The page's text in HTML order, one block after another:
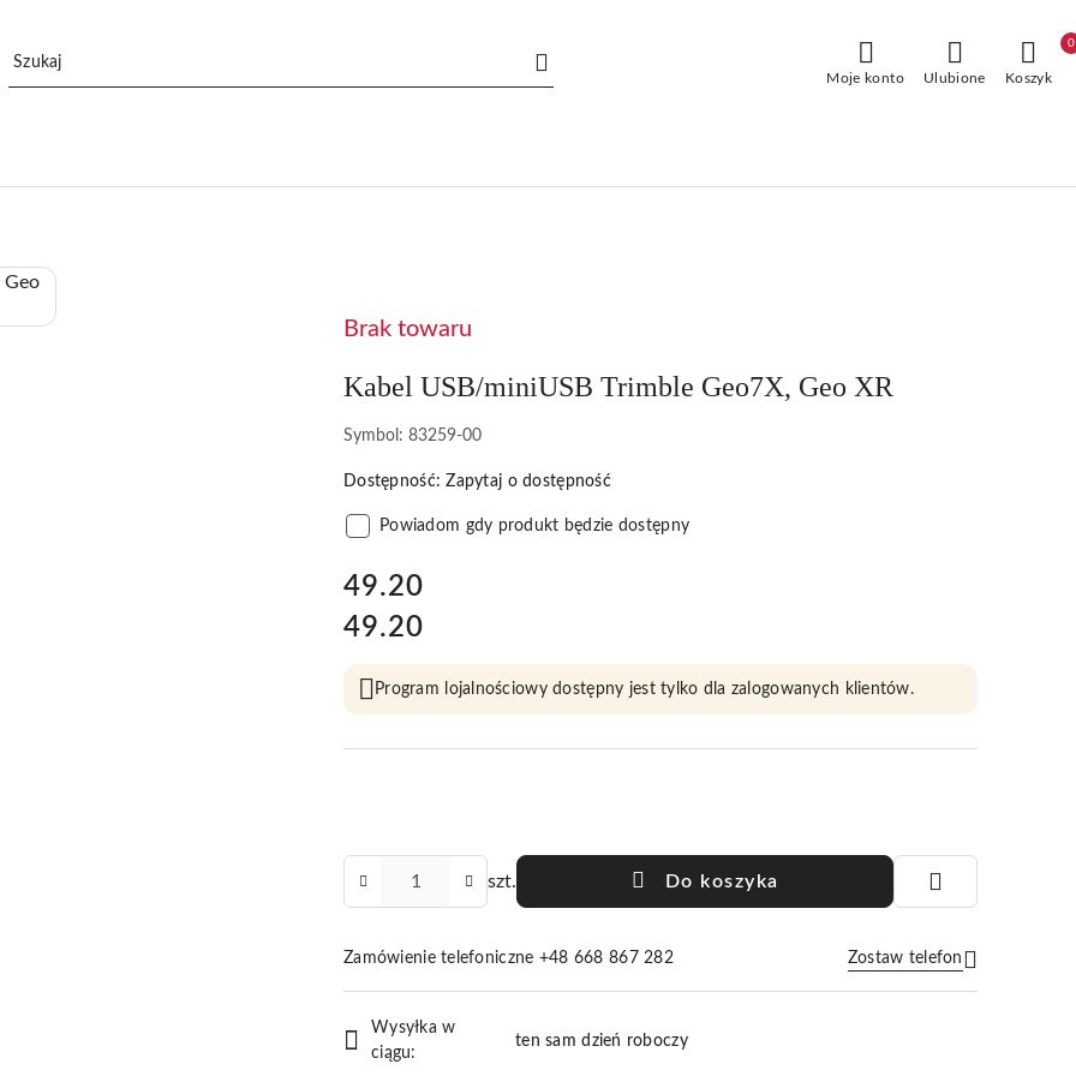
Moje konto Ulubione Koszyk
0
Brak towaru
Kabel USB/miniUSB Trimble Geo7X, Geo XR
Symbol: 83259-00
Dostępność:Zapytaj o dostępność
Powiadom gdy produkt będzie dostępny
cena:
49.20
Cena:
49.20
Program lojalnościowy dostępny jest tylko dla zalogowanych klientów.
szt. Do koszyka
Zamówienie telefoniczne +48 668 867 282 Zostaw telefon
Wyślij
i
Wysyłka w
ciągu:
ten sam dzień roboczy